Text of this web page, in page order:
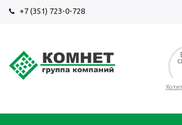
+7 (351) 723-0-728